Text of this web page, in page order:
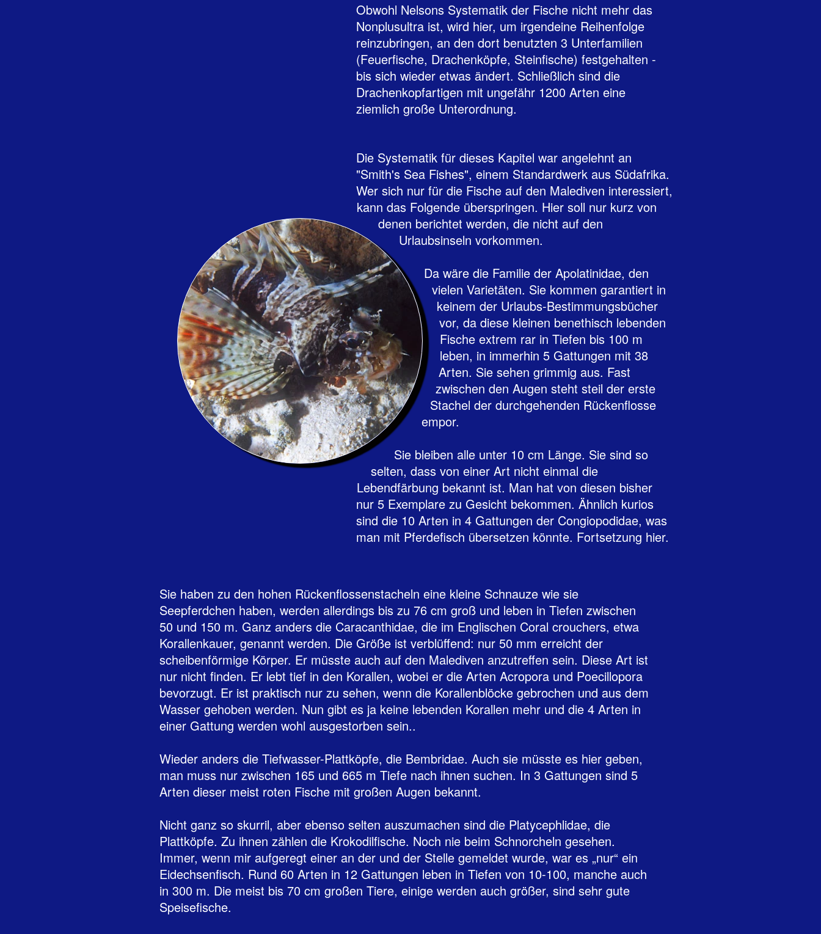
Obwohl Nelsons Systematik der Fische nicht mehr das
Nonplusultra ist, wird hier, um irgendeine Reihenfolge
reinzubringen, an den dort benutzten 3 Unterfamilien
(Feuerfische, Drachenköpfe, Steinfische) festgehalten -
bis sich wieder etwas ändert. Schließlich sind die
Drachenkopfartigen mit ungefähr 1200 Arten eine
ziemlich große Unterordnung.
‍Die Systematik für dieses Kapitel war angelehnt an
"Smith's Sea Fishes", einem Standardwerk aus Südafrika.
Wer sich nur für die Fische auf den Malediven interessiert,
kann das Folgende überspringen. Hier soll nur kurz von
denen berichtet werden, die nicht auf den
Urlaubsinseln vorkommen.
‍Da wäre die Familie der Apolatinidae, den
vielen Varietäten. Sie kommen garantiert in
keinem der Urlaubs-Bestimmungsbücher
vor, da diese kleinen benethisch lebenden
Fische extrem rar in Tiefen bis 100 m
leben, in immerhin 5 Gattungen mit 38
Arten. Sie sehen grimmig aus. Fast
zwischen den Augen steht steil der erste
‍Stachel der durchgehenden Rückenflosse
empor.
‍Sie bleiben alle unter 10 cm Länge. Sie sind so
selten, dass von einer Art nicht einmal die
Lebendfärbung bekannt ist. Man hat von diesen bisher
nur 5 Exemplare zu Gesicht bekommen. Ähnlich kurios
sind die 10 Arten in 4 Gattungen der Congiopodidae, was
man mit Pferdefisch übersetzen könnte. Fortsetzung hier.
Sie haben zu den hohen Rückenflossenstacheln eine kleine Schnauze wie sie
Seepferdchen haben, werden allerdings bis zu 76 cm groß und leben in Tiefen zwischen
50 und 150 m. Ganz anders die Caracanthidae, die im Englischen Coral crouchers, etwa
Korallenkauer, genannt werden. Die Größe ist verblüffend: nur 50 mm erreicht der
scheibenförmige Körper. Er müsste auch auf den Malediven anzutreffen sein. Diese Art ist
nur nicht finden. Er lebt tief in den Korallen, wobei er die Arten Acropora und Poecillopora
bevorzugt. Er ist praktisch nur zu sehen, wenn die Korallenblöcke gebrochen und aus dem
Wasser gehoben werden. Nun gibt es ja keine lebenden Korallen mehr und die 4 Arten in
einer Gattung werden wohl ausgestorben sein..
Wieder anders die Tiefwasser-Plattköpfe, die Bembridae. Auch sie müsste es hier geben,
man muss nur zwischen 165 und 665 m Tiefe nach ihnen suchen. In 3 Gattungen sind 5
Arten dieser meist roten Fische mit großen Augen bekannt.
Nicht ganz so skurril, aber ebenso selten auszumachen sind die Platycephlidae, die
Plattköpfe. Zu ihnen zählen die Krokodilfische. Noch nie beim Schnorcheln gesehen.
Immer, wenn mir aufgeregt einer an der und der Stelle gemeldet wurde, war es „nur“ ein
Eidechsenfisch. Rund 60 Arten in 12 Gattungen leben in Tiefen von 10-100, manche auch
in 300 m. Die meist bis 70 cm großen Tiere, einige werden auch größer, sind sehr gute
Speisefische.